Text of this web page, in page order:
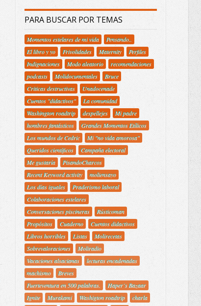
PARA BUSCAR POR TEMAS
Momentos estelares de mi vida
Pensando..
El libro y yo
Frivolidades Maternity
Perfiles
Indignaciones
Modo aleatorio
recomendaciones
podcasts
Molidocumentales
Bruce
Criticas destructivas
Unadocenade
Cuentos "didactivos"
La comunidad
Washington roadtrip
despellejes
Mi padre
hombres fantásticos
Grandes Momentos Etílicos
Los mundos de Cedric
Mi "no vida amorosa"
Queridos científicos
Campaña electoral
Me gustaría
PisandoCharcos
Recent Keyword activity
moliensayo
Los días iguales
Praderismo laboral
Colaboraciones estelares
Conversaciones piscineras
Rústicoman
Propósitos
Cuaderno
Cuentos didactivos
Libros horribles
Listas
Molirecetas
Sobrevaloraciones
Moliradio
Vacaciones alsacianas
lecturas encadenadas
machismo
Breves
Fuerteventura en 500 palabras.
Haper´s Bazaar
Ignite
Murakami Washigton roadtrip
charla